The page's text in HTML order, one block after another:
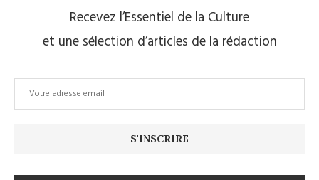
Recevez l’Essentiel de la Culture
et une sélection d’articles de la rédaction